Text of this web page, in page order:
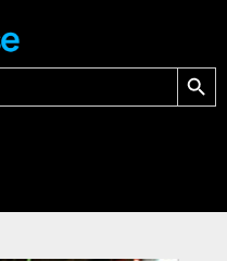
Botón de